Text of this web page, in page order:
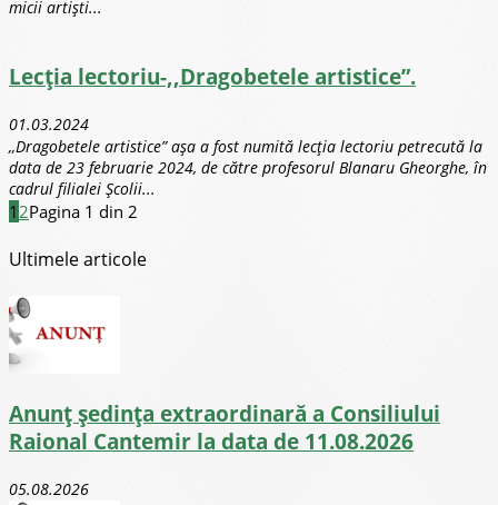
micii artiști...
Lecția lectoriu-,,Dragobetele artistice”.
01.03.2024
,,Dragobetele artistice” așa a fost numită lecția lectoriu petrecută la
data de 23 februarie 2024, de către profesorul Blanaru Gheorghe, în
cadrul filialei Școlii...
12Pagina 1 din 2
Ultimele articole
Anunț ședința extraordinară a Consiliului
Raional Cantemir la data de 11.08.2026
05.08.2026